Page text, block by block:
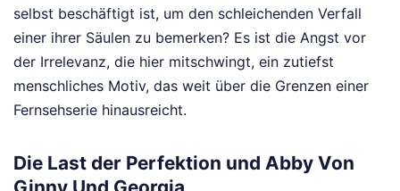
selbst beschäftigt ist, um den schleichenden Verfall
einer ihrer Säulen zu bemerken? Es ist die Angst vor
der Irrelevanz, die hier mitschwingt, ein zutiefst
menschliches Motiv, das weit über die Grenzen einer
Fernsehserie hinausreicht.
Die Last der Perfektion und Abby Von